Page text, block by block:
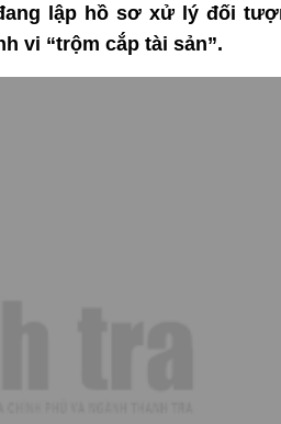
lập hồ sơ xử lý đối
vi “trộm cắp tài sản”.